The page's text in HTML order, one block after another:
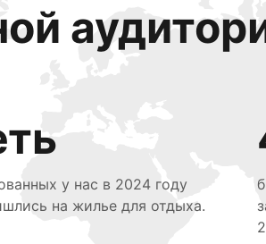
у нас в 2024 году
на жилье для отдыха.